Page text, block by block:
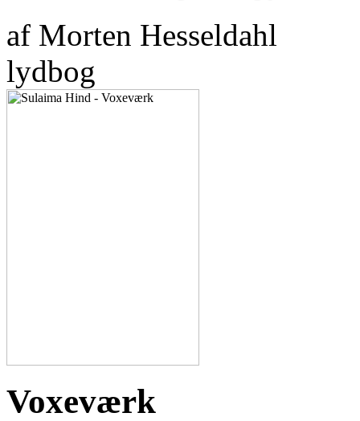
af Morten Hesseldahl
lydbog
Voxeværk